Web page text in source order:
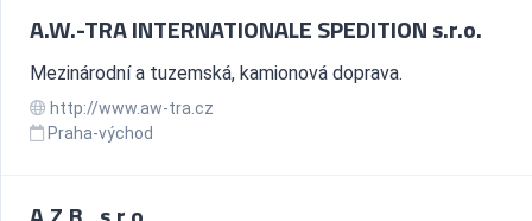
A.W.-TRA INTERNATIONALE SPEDITION s.r.o.
Mezinárodní a tuzemská, kamionová doprava.
http://www.aw-tra.cz
Praha-východ